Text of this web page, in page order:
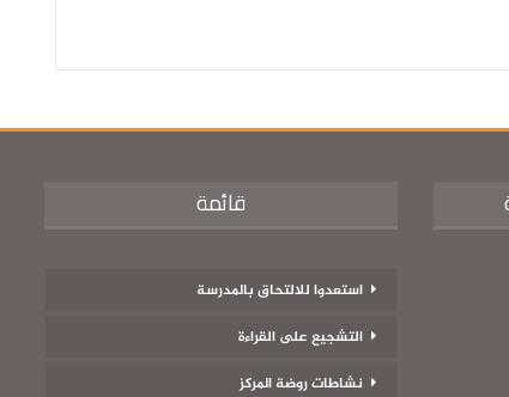
قائمة
استعدوا للالتحاق بالمدرسة
التشجيع على القراءة
نشاطات روضة المركز